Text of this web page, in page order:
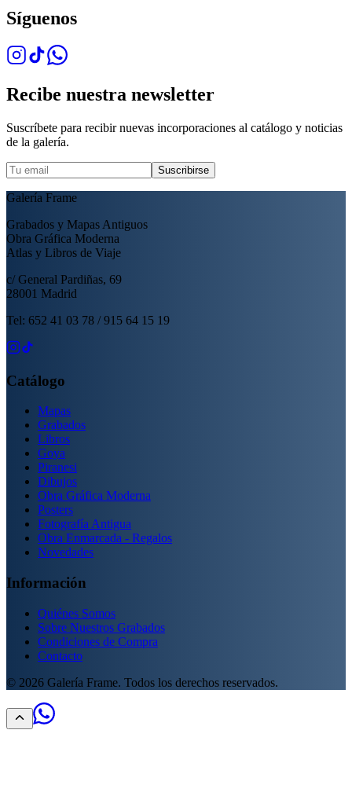
Síguenos
Recibe nuestra newsletter
Suscríbete para recibir nuevas incorporaciones al catálogo y noticias
de la galería.
Suscribirse
Galería Frame
Grabados y Mapas Antiguos
Obra Gráfica Moderna
Atlas y Libros de Viaje
c/ General Pardiñas, 69
28001 Madrid
Tel: 652 41 03 78 / 915 64 15 19
Catálogo
Mapas
Grabados
Libros
Goya
Piranesi
Dibujos
Obra Gráfica Moderna
Posters
Fotografía Antigua
Obra Enmarcada - Regalos
Novedades
Información
Quiénes Somos
Sobre Nuestros Grabados
Condiciones de Compra
Contacto
© 2026 Galería Frame. Todos los derechos reservados.